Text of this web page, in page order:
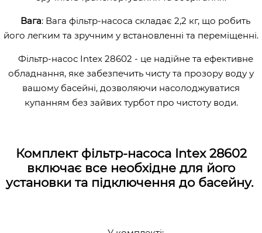
Вага: Вага фільтр-насоса складає 2,2 кг, що робить
його легким та зручним у встановленні та переміщенні.
Фільтр-насос Intex 28602 - це надійне та ефективне
обладнання, яке забезпечить чисту та прозору воду у
вашому басейні, дозволяючи насолоджуватися
купанням без зайвих турбот про чистоту води.
Комплект фільтр-насоса Intex 28602
включає все необхідне для його
установки та підключення до басейну.